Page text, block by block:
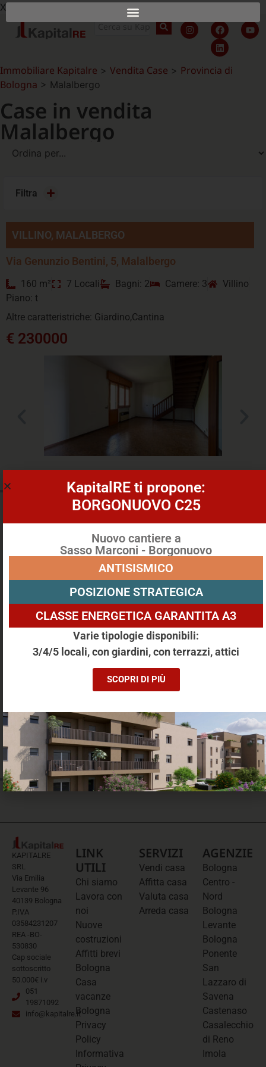
X
Immobiliare Kapitalre > Vendita Case > Provincia di
Bologna > Malalbergo
Case in vendita
Malalbergo
Filtra
VILLINO, MALALBERGO
Via Genunzio Bentini, 5, Malalbergo
160 m² 7 Locali Bagni: 2 Camere: 3
Villino
Piano: t
Altre caratteristriche: Giardino,Cantina
€ 230000
VILLINO, MALALBERGO
Via Genunzio Bentini, 7, Malalbergo
7 Locali Bagni: 2 Camere: 3
Altre caratteristriche: Giardino,Cantina
€ 270000
KAPITALRE
SRL
Via Emilia
Levante 96
40139 Bologna
P.IVA
03584231207
REA -BO-
530830
Cap sociale
sottoscritto
50.000€ i.v
051
19871092
info@kapitalre.it
LINK
UTILI
Chi siamo
Lavora con
noi
Nuove
costruzioni
Affitti brevi
Bologna
Casa
vacanze
Bologna
Privacy
Policy
Informativa
SERVIZI
Vendi casa
Affitta casa
Valuta casa
Arreda casa
AGENZIE
Bologna
Centro -
Nord
Bologna
Levante
Bologna
Ponente
San
Lazzaro di
Savena
Castenaso
Casalecchio
di Reno
Imola
KapitalRE ti propone:
BORGONUOVO C25
Nuovo cantiere a
Sasso Marconi - Borgonuovo
ANTISISMICO
POSIZIONE STRATEGICA
CLASSE ENERGETICA GARANTITA A3
Varie tipologie disponibili:
3/4/5 locali, con giardini, con terrazzi, attici
SCOPRI DI PIÙ